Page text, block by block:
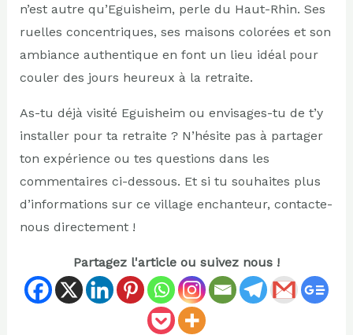
n’est autre qu’Eguisheim, perle du Haut-Rhin. Ses
ruelles concentriques, ses maisons colorées et son
ambiance authentique en font un lieu idéal pour
couler des jours heureux à la retraite.
As-tu déjà visité Eguisheim ou envisages-tu de t’y
installer pour ta retraite ? N’hésite pas à partager
ton expérience ou tes questions dans les
commentaires ci-dessous. Et si tu souhaites plus
d’informations sur ce village enchanteur, contacte-
nous directement !
Partagez l'article ou suivez nous !